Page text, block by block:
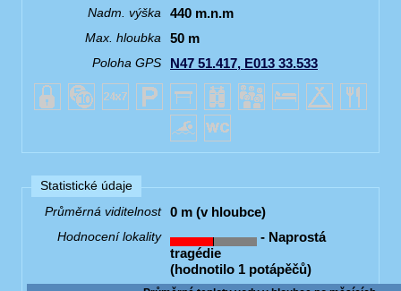
Nadm. výška 440 m.n.m
Max. hloubka 50 m
Poloha GPS N47 51.417, E013 33.533
Statistické údaje
Průměrná viditelnost
0 m (v hloubce)
Hodnocení lokality
- Naprostá
tragédie
(hodnotilo 1 potápěčů)